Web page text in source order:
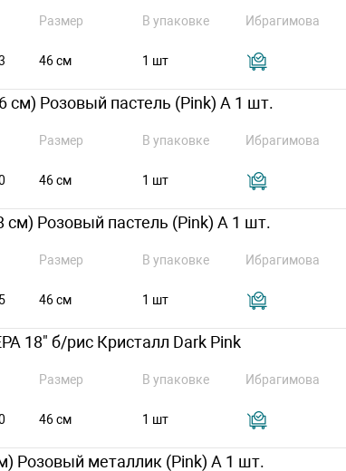
Размер В упаковке Ибрагимова
46 см 1 шт
см) Розовый пастель (Pink) А 1 шт.
Размер В упаковке Ибрагимова
46 см 1 шт
см) Розовый пастель (Pink) А 1 шт.
Размер В упаковке Ибрагимова
46 см 1 шт
18" б/рис Кристалл Dark Pink
Размер В упаковке Ибрагимова
46 см 1 шт
Розовый металлик (Pink) А 1 шт.